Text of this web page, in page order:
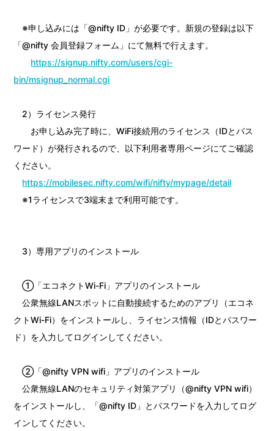
※申し込みには「@nifty ID」が必要です。新規の登録は以下
「@nifty 会員登録フォーム」にて無料で行えます。
https://signup.nifty.com/users/cgi-
bin/msignup_normal.cgi
2）ライセンス発行
お申し込み完了時に、WiFi接続用のライセンス（IDとパス
ワード）が発行されるので、以下利用者専用ページにてご確認
ください。
https://mobilesec.nifty.com/wifi/nifty/mypage/detail
※1ライセンスで3端末まで利用可能です。
3）専用アプリのインストール
①「エコネクトWi-Fi」アプリのインストール
公衆無線LANスポットに自動接続するためのアプリ（エコネ
クトWi-Fi）をインストールし、ライセンス情報（IDとパスワー
ド）を入力してログインしてください。
②「@nifty VPN wifi」アプリのインストール
公衆無線LANのセキュリティ対策アプリ（@nifty VPN wifi）
をインストールし、「@nifty ID」とパスワードを入力してログ
インしてください。